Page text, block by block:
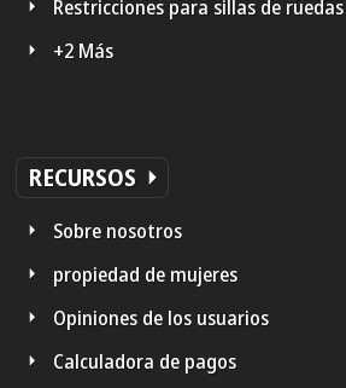
Restricciones para sillas de ruedas
+2 Más
RECURSOS
Sobre nosotros
propiedad de mujeres
Opiniones de los usuarios
Calculadora de pagos